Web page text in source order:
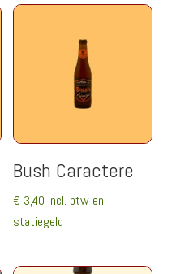
Bush Caractere
€ 3,40 incl. btw en
statiegeld